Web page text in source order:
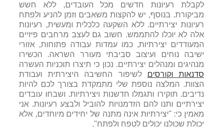
לקבלת רעיונות חדשים מכל העובדים, ללא חשש
מביקורת. בנוסף, יש להקצות משאבים וזמן להניע ולפתח
רעיונות יצירתיים. ללא השקעה כלכלית ומעשית, רעיונות
אלה לא יוכלו להתממש. חשוב גם לעצב מרחבים פיזיים
המעודדים יצירתיות, כמו עמדות עבודה פתוחות, אזורי
ישיבה נוחים ועיצוב סביבתי מעורר השראה. הכשירו
מנהיגים ומנהלים יצירתיים. נכון כי תיצרו תוכניות העשרה
סדנאות וקורסים לשיפור החשיבה היצירתית ועבודת
הצוות. המלצה נוספת שלי מתמקדת בצורך לכם להיות
נדיבים. תוקירו ותגמלו חדשנות ויצירתיות. ושבחו עובדים
יצירתיים ותנו להם הזדמנויות להוביל ולבצע רעיונות. אני
מאמין כי: "יצירתיות אינה מתנה של יחידים מיוחדים, אלא
יכולת שכולנו יכולים לטפח ולפתח".